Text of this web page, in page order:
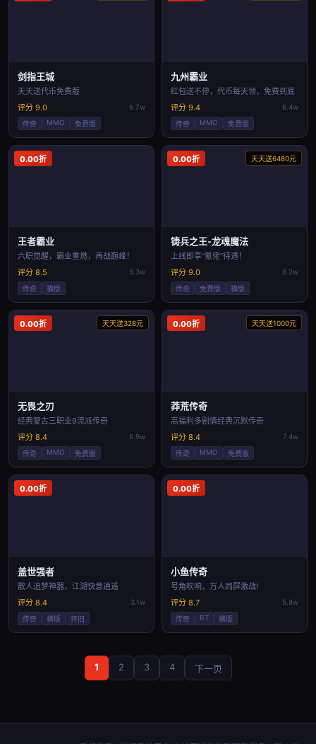
剑指王城
天天送代币免费版
评分 9.0
6.7w
传奇
MMO 免费版
九州霸业
红包送不停，代币每天领，免费到底
评分 9.4
6.4w
传奇
MMO 免费版
0.00折
王者霸业
六职觉醒，霸业重燃，再战巅峰！
评分 8.5
5.3w
传奇
横版
0.00折 天天送6480元
铸兵之王-龙魂魔法
上线即享“氪佬”待遇！
评分 9.0
9.2w
传奇
免费版 横版
0.00折 天天送328元
无畏之刃
经典复古三职业9流派传奇
评分 8.4
6.9w
传奇
MMO 免费版
0.00折 天天送1000元
莽荒传奇
高福利多剧情经典沉默传奇
评分 8.4
7.4w
传奇
MMO 免费版
0.00折
盖世强者
散人追梦神器，江湖快意逍遥
评分 8.4
3.1w
传奇
横版 怀旧
0.00折
小鱼传奇
号角吹响，万人同屏激战!
评分 8.7
5.8w
传奇
BT 横版
1 2 3 4 下一页